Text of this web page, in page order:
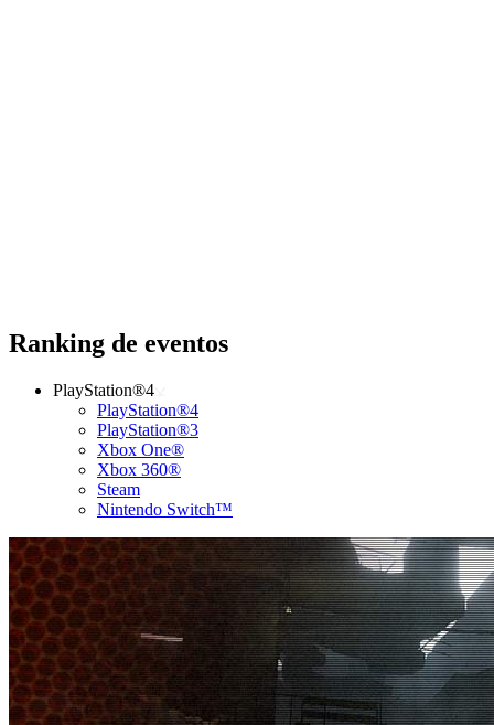
Ranking de eventos
PlayStation®4
PlayStation®4
PlayStation®3
Xbox One®
Xbox 360®
Steam
Nintendo Switch™